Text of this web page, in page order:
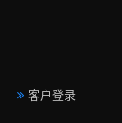
客户登录